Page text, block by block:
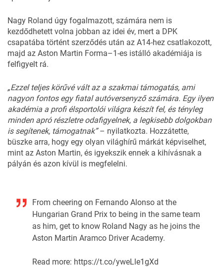
Nagy Roland úgy fogalmazott, számára nem is
kezdődhetett volna jobban az idei év, mert a DPK
csapatába történt szerződés után az A14-hez csatlakozott,
majd az Aston Martin Forma–1-es istálló akadémiája is
felfigyelt rá.
„Ezzel teljes körűvé vált az a szakmai támogatás, ami
nagyon fontos egy fiatal autóversenyző számára. Egy ilyen
akadémia a profi élsportolói világra készít fel, és tényleg
minden apró részletre odafigyelnek, a legkisebb dolgokban
is segítenek, támogatnak”– nyilatkozta. Hozzátette,
büszke arra, hogy egy olyan világhírű márkát képviselhet,
mint az Aston Martin, és igyekszik ennek a kihívásnak a
pályán és azon kívül is megfelelni.
From cheering on Fernando Alonso at the
Hungarian Grand Prix to being in the same team
as him, get to know Roland Nagy as he joins the
Aston Martin Aramco Driver Academy.
Read more: https://t.co/yweLle1gXd